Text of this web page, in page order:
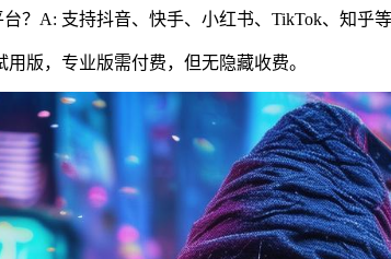
？A: 支持抖音、快手、小红书、TikTok、知乎
版，专业版需付费，但无隐藏收费。